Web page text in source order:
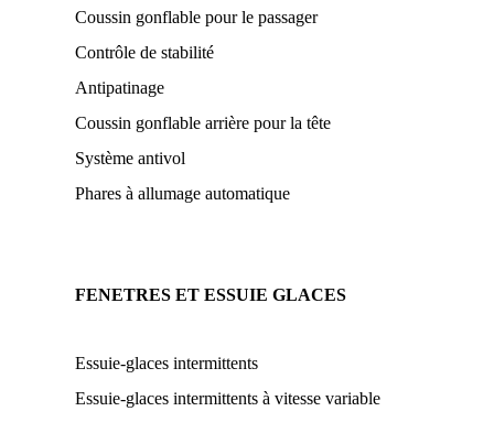
Coussin gonflable pour le passager
Contrôle de stabilité
Antipatinage
Coussin gonflable arrière pour la tête
Système antivol
Phares à allumage automatique
FENETRES ET ESSUIE GLACES
Essuie-glaces intermittents
Essuie-glaces intermittents à vitesse variable